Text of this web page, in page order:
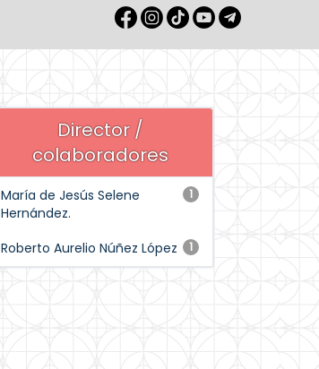
Director /
colaboradores
1
María de Jesús Selene
Hernández.
1
Roberto Aurelio Núñez López